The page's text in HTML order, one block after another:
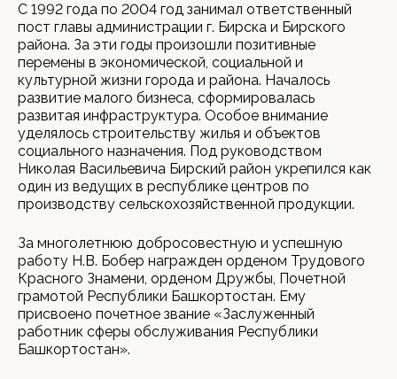
С 1992 года по 2004 год занимал ответственный
пост главы администрации г. Бирска и Бирского
района. За эти годы произошли позитивные
перемены в экономической, социальной и
культурной жизни города и района. Началось
развитие малого бизнеса, сформировалась
развитая инфраструктура. Особое внимание
уделялось строительству жилья и объектов
социального назначения. Под руководством
Николая Васильевича Бирский район укрепился как
один из ведущих в республике центров по
производству сельскохозяйственной продукции.
За многолетнюю добросовестную и успешную
работу Н.В. Бобер награжден орденом Трудового
Красного Знамени, орденом Дружбы, Почетной
грамотой Республики Башкортостан. Ему
присвоено почетное звание «Заслуженный
работник сферы обслуживания Республики
Башкортостан».